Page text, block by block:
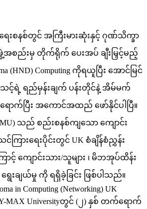
းစနစ်တွင် အကြီးမားဆုံးနှင့် ဂုဏ်သိက္ခာ
ဖွဲ့အစည်းမှ တိုက်ရိုက် ပေးအပ် ချီးမြှင့်မည့်
(HND) Computing ကိုရယူပြီး အောင်မြင်
င့်ရဲ့ ရည်မှန်းချက် ပန်းတိုင်နဲ့ အိမ်မက်
ာက်ပြီး အကောင်အထည် ဖော်နိုင်ပါပြီ။
သည် စည်းစနစ်ကျသော ကျောင်း
င်ကြားရေးပိုင်းတွင် UK စံချိန်စံညွှန်း
င့် ကျောင်းသား/သူများ ၊ မိဘအုပ်ထိန်း
းချယ်မှု ကို ရရှိခဲ့ခြင်း ဖြစ်ပါသည်။
in Computing (Networking) UK
MAX Universityတွင် (၂) နှစ် တက်ရောက်